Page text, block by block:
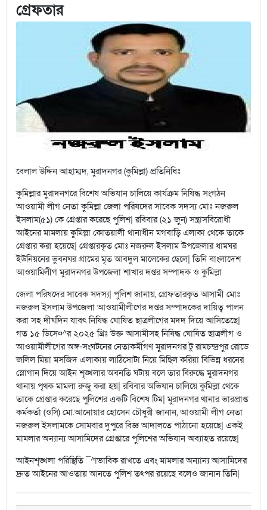
গ্রেফতার
​বেলাল উদ্দিন আহাম্মদ, মুরাদনগর (কুমিল্লা) প্রতিনিধিঃ
কুমিল্লার মুরাদনগরে বিশেষ অভিযান চালিয়ে কার্যক্রম নিষিদ্ধ সংগঠন
আওয়ামী লীগ নেতা কুমিল্লা জেলা পরিষদের সাবেক সদস্য মোঃ নজরুল
ইসলাম(৫১) কে গ্রেপ্তার করেছে পুলিশ| রবিবার (২১ জুন) সন্ত্রাসবিরোধী
আইনের মামলায় কুমিল্লা কোতয়ালী থানাধীন মগবাড়ি এলাকা থেকে তাকে
গ্রেপ্তার করা হয়েছে| গ্রেপ্তারকৃত মোঃ নজরুল ইসলাম উপজেলার ধামঘর
ইউনিয়নের ভুবনঘর গ্রামের মৃত আবদুল মালেকের ছেলে| তিনি বাংলাদেশ
আওয়ামিলীগ মুরাদনগর উপজেলা শাখার দপ্তর সম্পাদক ও কুমিল্লা
জেলা পরিষদের সাবেক সদস্য| পুলিশ জানায়, গ্রেফতারকৃত আসামী মোঃ
নজরুল ইসলাম উপজেলা আওয়ামীলীগের দপ্তর সম্পাদকের দায়িত্ব পালন
করা সহ দীর্ঘদিন যাবৎ নিষিদ্ধ ঘোষিত ছাত্রলীগের মদদ দিয়ে আসিতেছে|
গত ১৫ ডিসে¤^র ২০২৫ খ্রিঃ উক্ত আসামীসহ নিষিদ্ধ ঘোষিত ছাত্রলীগ ও
আওয়ামীলীগের অঙ্গ-সংঘটনের নেতাকর্মীগণ মুরাদনগর টু রামচন্দ্রপুর রোডে
জলিল মিয়া মসজিদ এলাকায় লাঠিসোটা নিয়ে মিছিল করিয়া বিভিন্ন ধরনের
স্নোগান দিয়ে আইন শৃঙ্খলার অবনতি ঘটায় বলে তার বিরুদ্ধে মুরাদনগর
থানায় পৃথক মামলা রুজু করা হয়| রবিবার অভিযান চালিয়ে কুমিল্লা থেকে
তাকে গ্রেপ্তার করেছে পুলিশের একটি বিশেষ টিম| মুরাদনগর থানার ভারপ্রাপ্ত
কর্মকর্তা (ওসি) মো.আনোয়ার হোসেন চৌধুরী জানান, আওয়ামী লীগ নেতা
নজরুল ইসলামকে সোমবার দুপুরে বিজ্ঞ আদালতে পাঠানো হয়েছে| একই
মামলার অন্যান্য আসামিদের গ্রেপ্তারে পুলিশের অভিযান অব্যাহত রয়েছে|
আইনশৃঙ্খলা পরিস্থিতি ¯^াভাবিক রাখতে এবং মামলার অন্যান্য আসামিদের
দ্রুত আইনের আওতায় আনতে পুলিশ তৎপর রয়েছে বলেও জানান তিনি|